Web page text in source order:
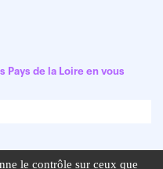
Pays de la Loire en vous
le contrôle sur ceux que